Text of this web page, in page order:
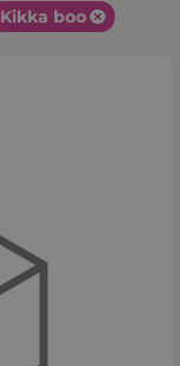
Kikka boo